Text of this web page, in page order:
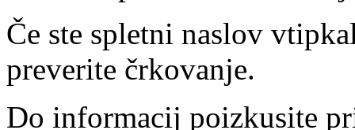
Če ste spletni naslov
preverite črkovanje.
Do informacij poizkusite